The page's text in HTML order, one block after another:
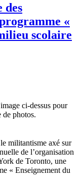
des
«
scolaire
ci-dessus pour
photos.
militantisme axé sur
de l’organisation
de Toronto, une
« Enseignement du